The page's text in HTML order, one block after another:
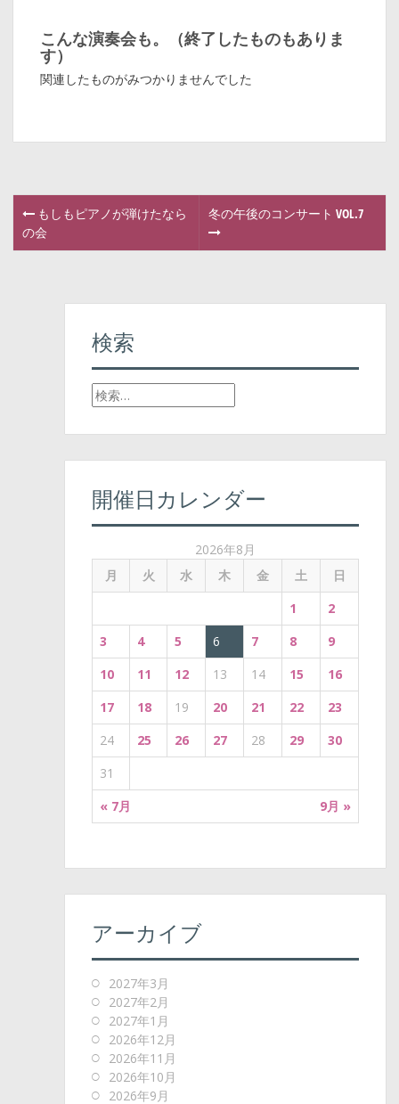
こんな演奏会も。（終了したものもありま
す）
関連したものがみつかりませんでした
P もしもピアノが弾けたなら
の会
冬の午後のコンサート VOL.7
検索
検
索
:
開催日カレンダー
2026年8月
月
火 水 木 金 土 日
« 7月 9月 »
1
2
3
4 5 6 7 8
9
10
11 12 13 14 15
16
17
18 19 20 21 22
23
24
25 26 27 28 29
30
31
アーカイブ
2027年3月
2027年2月
2027年1月
2026年12月
2026年11月
2026年10月
2026年9月